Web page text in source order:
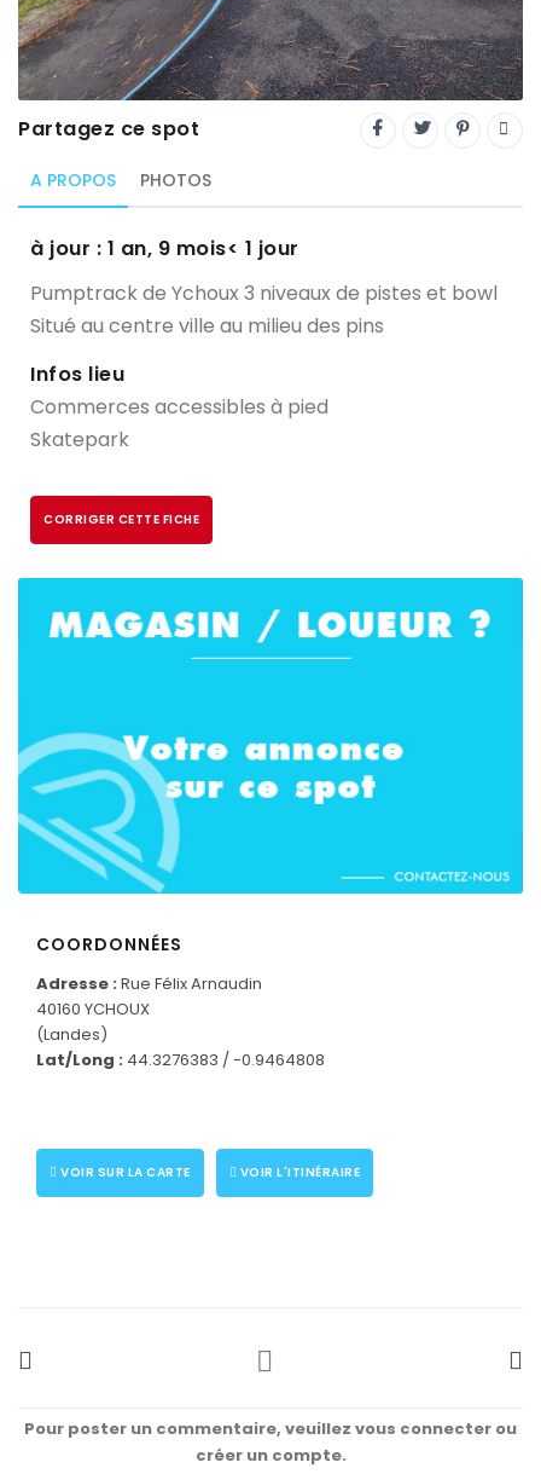
CONNECTEZ-VOUS
Trial
XC Rando - VTTAE
XCO
Partagez ce spot
A PROPOS PHOTOS
à jour : 1 an, 9 mois< 1 jour
Pumptrack de Ychoux 3 niveaux de pistes et bowl
Situé au centre ville au milieu des pins
Infos lieu
Commerces accessibles à pied
Skatepark
CORRIGER CETTE FICHE
COORDONNÉES
Adresse : Rue Félix Arnaudin
40160 YCHOUX
(Landes)
Lat/Long : 44.3276383 / -0.9464808
VOIR SUR LA CARTE VOIR L'ITINÉRAIRE
Pour poster un commentaire, veuillez vous connecter ou
créer un compte.